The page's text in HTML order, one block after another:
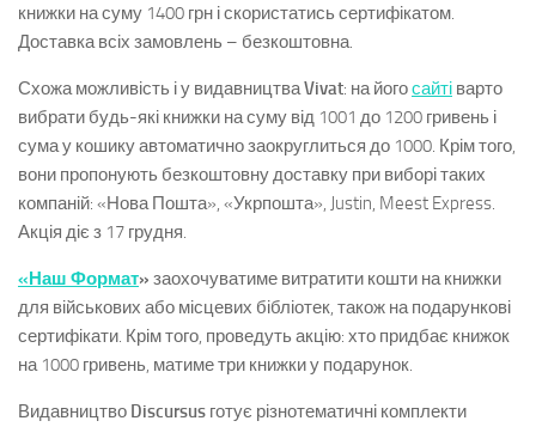
книжки на суму 1400 грн і скористатись сертифікатом.
Доставка всіх замовлень – безкоштовна.
Схожа можливість і у видавництваVivat: на йогосайті варто
вибрати будь-які книжки на суму від 1001 до 1200 гривень і
сума у кошику автоматично заокруглиться до 1000. Крім того,
вони пропонують безкоштовну доставку при виборі таких
компаній: «Нова Пошта», «Укрпошта», Justin, Meest Express.
Акція діє з 17 грудня.
«Наш Формат» заохочуватиме витратити кошти на книжки
для військових або місцевих бібліотек, також на подарункові
сертифікати. Крім того, проведуть акцію: хто придбає книжок
на 1000 гривень, матиме три книжки у подарунок.
Видавництво Discursus готує різнотематичні комплекти